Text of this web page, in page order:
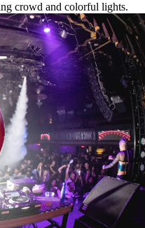
crowd and colorful lights.